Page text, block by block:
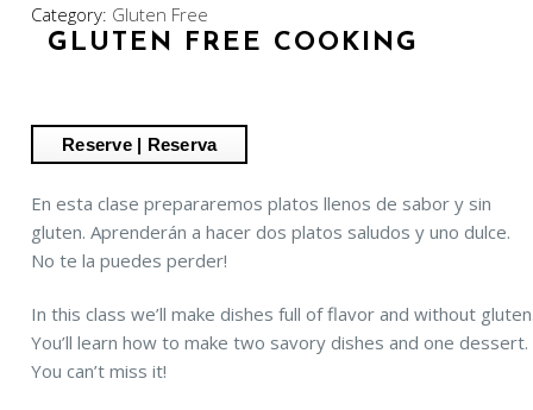
Category: Gluten Free
GLUTEN FREE COOKING
En esta clase prepararemos platos llenos de sabor y sin
gluten. Aprenderán a hacer dos platos saludos y uno dulce.
No te la puedes perder!
In this class we’ll make dishes full of flavor and without
You’ll learn how to make two savory dishes and one dessert.
You can’t miss it!